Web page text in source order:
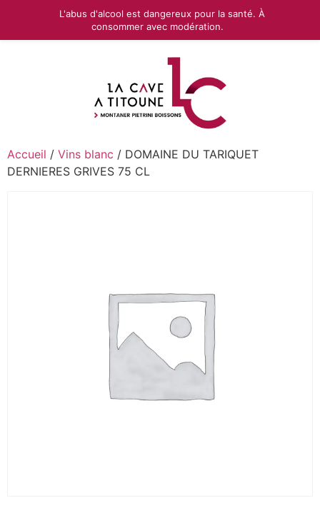
Accueil / Vins blanc / DOMAINE DU TARIQUET
DERNIERES GRIVES 75 CL
L'abus d'alcool est dangereux pour la santé. À
consommer avec modération.